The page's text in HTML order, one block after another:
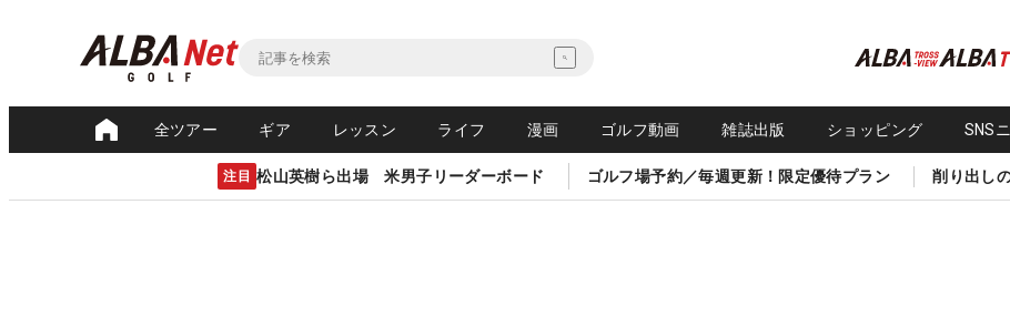
全ツアー ギア レッスン ライフ 漫画 ゴルフ動画 雑誌出版 ショッピング SNS
注目 松山英樹ら出場 米男子リーダーボード ゴルフ場予約／毎週更新！限定優待プラン 削り出し